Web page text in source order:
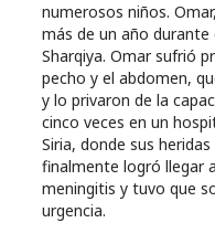
numerosos niños.
más de un año
Sharqiya. Omar sufrió
pecho y el abdomen,
y lo privaron de la
cinco veces en un
Siria, donde sus
finalmente logró llegar
meningitis y tuvo que
urgencia.